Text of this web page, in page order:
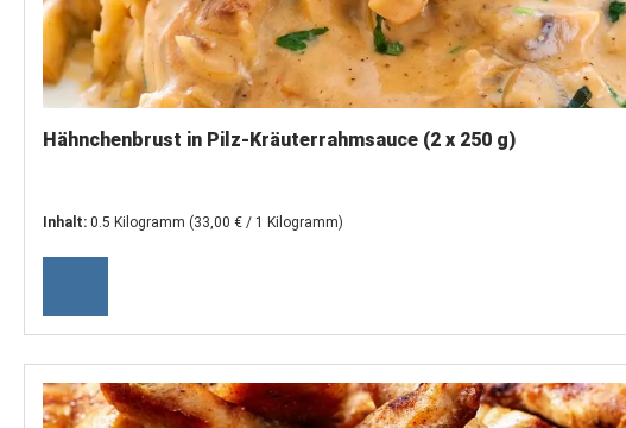
Hähnchenbrust in Pilz-Kräuterrahmsauce (2 x 250 g)
Inhalt: 0.5 Kilogramm (33,00 € / 1 Kilogramm)